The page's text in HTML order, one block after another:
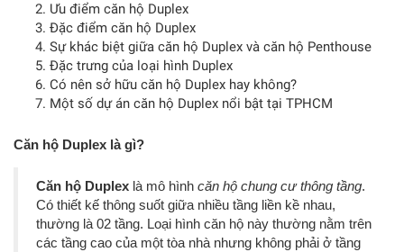
Ưu điểm căn hộ Duplex
Đặc điểm căn hộ Duplex
Sự khác biệt giữa căn hộ Duplex và căn hộ Penthouse
Đặc trưng của loại hình Duplex
Có nên sở hữu căn hộ Duplex hay không?
Một số dự án căn hộ Duplex nổi bật tại TPHCM
Căn hộ Duplex là gì?
Căn hộ Duplex là mô hình căn hộ chung cư thông tầng.
Có thiết kế thông suốt giữa nhiều tầng liền kề nhau,
thường là 02 tầng. Loại hình căn hộ này thường nằm trên
các tầng cao của một tòa nhà nhưng không phải ở tầng